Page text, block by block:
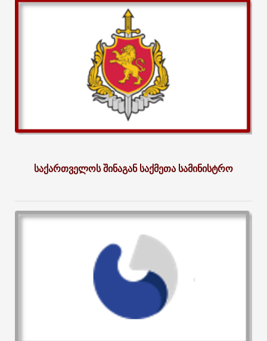
საქართველოს შინაგან საქმეთა სამინისტრო